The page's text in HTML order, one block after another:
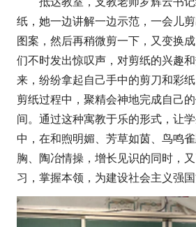
纸，她一边讲解一边示范，一会儿
图案，然后再稍微剪一下，又变换
们不时发出惊叹声，对剪纸的兴趣
来，纷纷拿起自己手中的剪刀和彩
剪纸过程中，聚精会神地完成自己
间。通过这种寓教于乐的形式，让
中，在和煦明媚、芳草如茵、鸟鸣
胸、陶冶情操，增长见识的同时，
习，掌握本领，为建设社会主义强国